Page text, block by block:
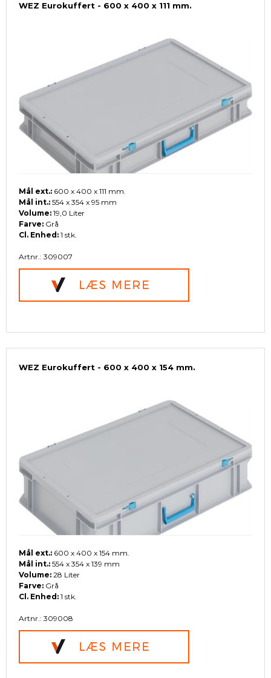
WEZ Eurokuffert - 600 x 400 x 111 mm.
Mål ext.: 600 x 400 x 111 mm.
Mål int.: 554 x 354 x 95 mm
Volume: 19,0 Liter
Farve: Grå
Cl. Enhed: 1 stk.
Artnr.: 309007
WEZ Eurokuffert - 600 x 400 x 154 mm.
Mål ext.: 600 x 400 x 154 mm.
Mål int.: 554 x 354 x 139 mm
Volume: 28 Liter
Farve: Grå
Cl. Enhed: 1 stk.
Artnr.: 309008